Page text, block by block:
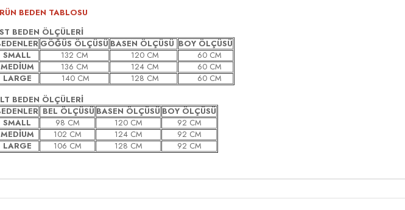
BEDEN TABLOSU
BEDEN ÖLÇÜLERİ
GÖĞÜS ÖLÇÜSÜ BASEN ÖLÇÜSÜ BOY ÖLÇÜSÜ
SMALL
132 CM 120 CM
60 CM
MEDİUM
136 CM 124 CM
60 CM
LARGE
140 CM 128 CM
60 CM
BEDEN ÖLÇÜLERİ
BEL ÖLÇÜSÜ BASEN ÖLÇÜSÜ BOY ÖLÇÜSÜ
SMALL
98 CM 120 CM
92 CM
MEDİUM
102 CM 124 CM
92 CM
LARGE
106 CM 128 CM 92 CM